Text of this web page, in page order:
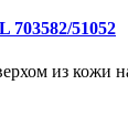
51052
из кожи